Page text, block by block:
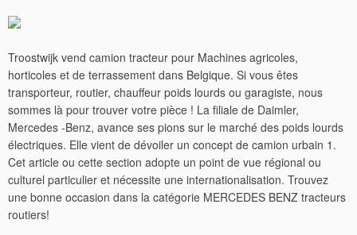
Troostwijk vend camion tracteur pour Machines agricoles,
horticoles et de terrassement dans Belgique. Si vous êtes
transporteur, routier, chauffeur poids lourds ou garagiste, nous
sommes là pour trouver votre pièce ! La filiale de Daimler,
Mercedes -Benz, avance ses pions sur le marché des poids lourds
électriques. Elle vient de dévoiler un concept de camion urbain 1.
Cet article ou cette section adopte un point de vue régional ou
culturel particulier et nécessite une internationalisation. Trouvez
une bonne occasion dans la catégorie MERCEDES BENZ tracteurs
routiers!